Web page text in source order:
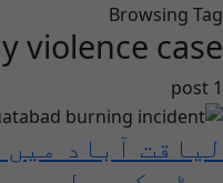
Browsing Tag
violence case
1 post